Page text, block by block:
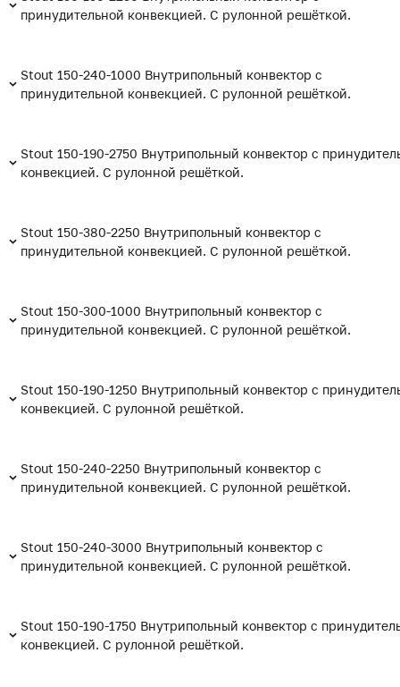
принудительной конвекцией. С рулонной решёткой.
Stout 150-240-1000 Внутрипольный конвектор с
принудительной конвекцией. С рулонной решёткой.
Stout 150-190-2750 Внутрипольный конвектор с
конвекцией. С рулонной решёткой.
Stout 150-380-2250 Внутрипольный конвектор с
принудительной конвекцией. С рулонной решёткой.
Stout 150-300-1000 Внутрипольный конвектор с
принудительной конвекцией. С рулонной решёткой.
Stout 150-190-1250 Внутрипольный конвектор с
конвекцией. С рулонной решёткой.
Stout 150-240-2250 Внутрипольный конвектор с
принудительной конвекцией. С рулонной решёткой.
Stout 150-240-3000 Внутрипольный конвектор с
принудительной конвекцией. С рулонной решёткой.
Stout 150-190-1750 Внутрипольный конвектор с
конвекцией. С рулонной решёткой.